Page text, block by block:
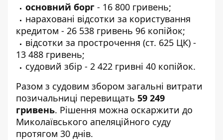
основний борг - 16 800 гривень;
нараховані відсотки за користування
кредитом - 26 538 гривень 96 копійок;
відсотки за прострочення (ст. 625 ЦК) -
13 488 гривень;
судовий збір - 2 422 гривні 40 копійок.
Разом з судовим збором загальні витрати
позичальниці перевищать 59 249
гривень. Рішення можна оскаржити до
Миколаївського апеляційного суду
протягом 30 днів.